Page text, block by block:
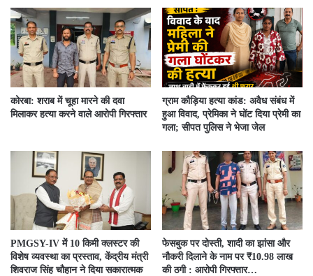
कोरबा: शराब में चूहा मारने की दवा
मिलाकर हत्या करने वाले आरोपी गिरफ्तार
ग्राम कौड़िया हत्या कांड: अवैध संबंध में
हुआ विवाद, प्रेमिका ने घोंट दिया प्रेमी का
गला; सीपत पुलिस ने भेजा जेल
PMGSY-IV में 10 किमी क्लस्टर की
विशेष व्यवस्था का प्रस्ताव, केंद्रीय मंत्री
शिवराज सिंह चौहान ने दिया सकारात्मक
फेसबुक पर दोस्ती, शादी का झांसा और
नौकरी दिलाने के नाम पर ₹10.98 लाख
की ठगी : आरोपी गिरफ्तार…